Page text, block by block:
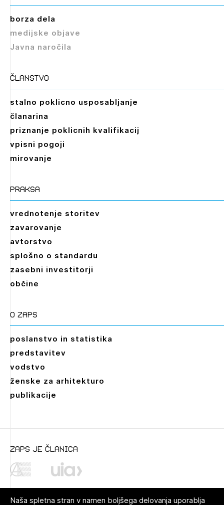
borza dela
medijske objave
Javna naročila
članstvo
stalno poklicno usposabljanje
članarina
priznanje poklicnih kvalifikacij
vpisni pogoji
mirovanje
praksa
vrednotenje storitev
zavarovanje
avtorstvo
splošno o standardu
zasebni investitorji
občine
O zaps
poslanstvo in statistika
predstavitev
vodstvo
ženske za arhitekturo
publikacije
zaps je članica
Naša spletna stran v namen boljšega delovanja uporablja